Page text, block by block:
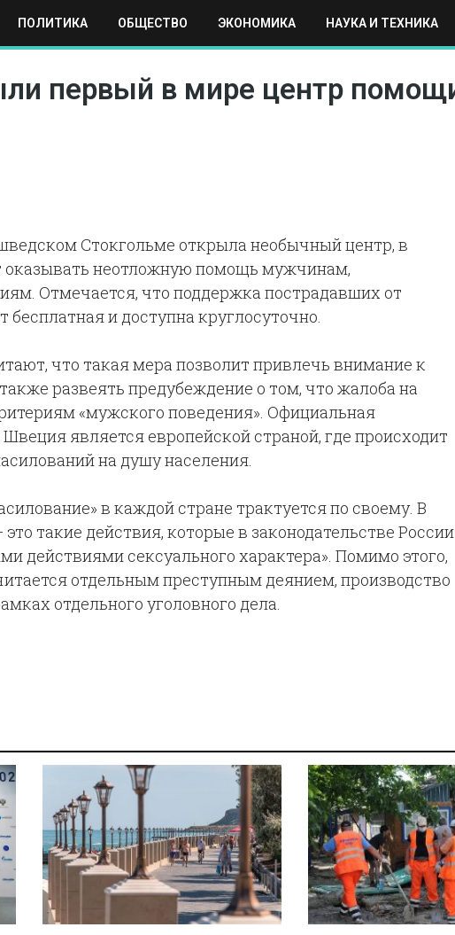
ПОЛИТИКА ОБЩЕСТВО ЭКОНОМИКА НАУКА И ТЕХНИКА
НАУКА И ТЕХНИКА СПОРТ МОСКВА РЕГИОНЫ МИР
первый в мире центр
Стокгольме открыла необычный центр, в
оказывать неотложную помощь мужчинам,
Отмечается, что поддержка пострадавших от
бесплатная и доступна круглосуточно.
что такая мера позволит привлечь внимание к
развеять предубеждение о том, что жалоба на
«мужского поведения». Официальная
является европейской страной, где происходит
на душу населения.
в каждой стране трактуется по своему. В
такие действия, которые в законодательстве России
действиями сексуального характера». Помимо этого,
отдельным преступным деянием, производство
отдельного уголовного дела.